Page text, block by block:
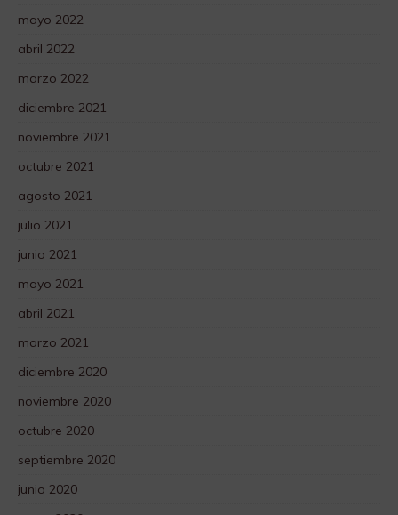
mayo 2022
abril 2022
marzo 2022
diciembre 2021
noviembre 2021
octubre 2021
agosto 2021
julio 2021
junio 2021
mayo 2021
abril 2021
marzo 2021
diciembre 2020
noviembre 2020
octubre 2020
septiembre 2020
junio 2020